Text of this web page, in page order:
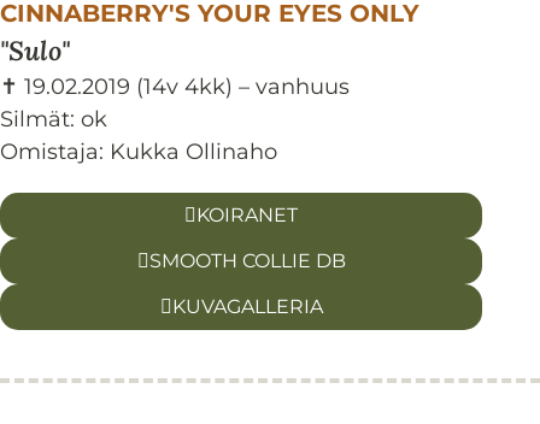
CINNABERRY'S YOUR EYES ONLY
Sulo
✝ 19.02.2019 (14v 4kk) – vanhuus
Silmät: ok
Omistaja: Kukka Ollinaho
KOIRANET
SMOOTH COLLIE DB
KUVAGALLERIA